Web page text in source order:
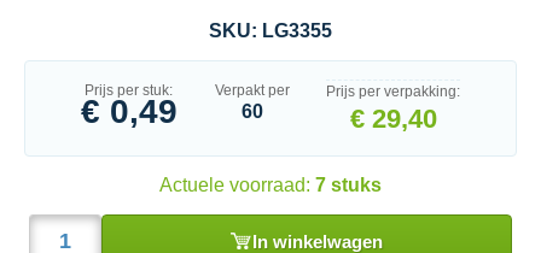
SKU: LG3355
Prijs per stuk:
€ 0,49
Verpakt per
60
Prijs per verpakking:
€ 29,40
Actuele voorraad: 7 stuks
In winkelwagen